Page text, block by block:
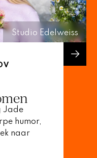
Jade
humor,
naar
Studio Edelweiss